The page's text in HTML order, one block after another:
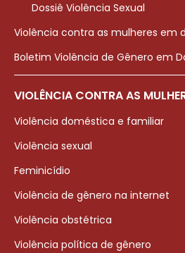
Dossiê Violência Sexual
Violência contra as mulheres em
Boletim Violência de Gênero em
VIOLÊNCIA CONTRA AS
Violência doméstica e familiar
Violência sexual
Feminicídio
Violência de gênero na internet
Violência obstétrica
Violência política de gênero